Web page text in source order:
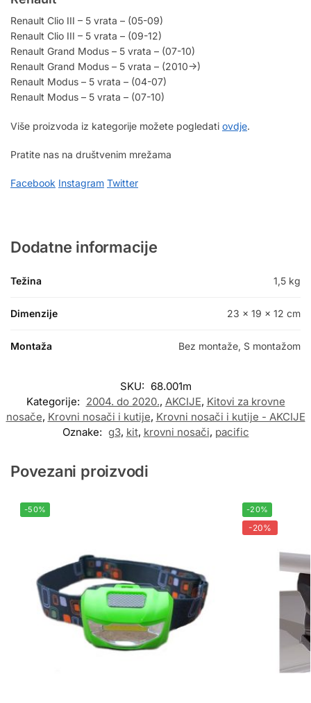
Renault Clio III – 5 vrata – (05-09)
Renault Clio III – 5 vrata – (09-12)
Renault Grand Modus – 5 vrata – (07-10)
Renault Grand Modus – 5 vrata – (2010->)
Renault Modus – 5 vrata – (04-07)
Renault Modus – 5 vrata – (07-10)
Više proizvoda iz kategorije možete pogledati ovdje.
Pratite nas na društvenim mrežama
Facebook Instagram Twitter
Dodatne informacije
Težina 1,5 kg
Dimenzije 23 × 19 × 12 cm
Montaža Bez montaže, S montažom
SKU: 68.001m
Kategorije: 2004. do 2020., AKCIJE, Kitovi za krovne
nosače, Krovni nosači i kutije, Krovni nosači i kutije - AKCIJE
Oznake: g3, kit, krovni nosači, pacific
Povezani proizvodi
-50% -20%
-20%